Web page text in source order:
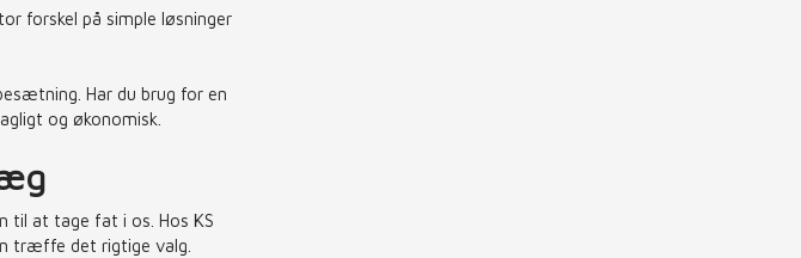
forskel på simple løsninger
Har du brug for en
og økonomisk.
til at tage fat i os. Hos KS
træffe det rigtige valg.